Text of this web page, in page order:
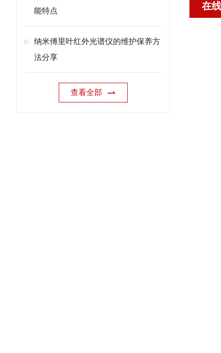
能特点
纳米傅里叶红外光谱仪的维护保养方
法分享
查看全部
在